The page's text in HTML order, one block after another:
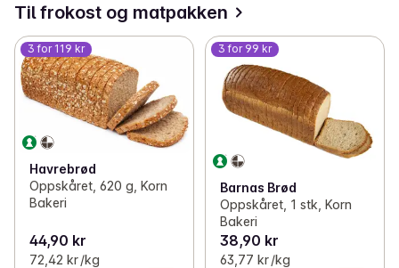
Til frokost og matpakken
3 for 119 kr
Havrebrød
Oppskåret, 620 g, Korn
Bakeri
44,90 kr
72,42 kr /kg
3 for 99 kr
Barnas Brød
Oppskåret, 1 stk, Korn
Bakeri
38,90 kr
63,77 kr /kg